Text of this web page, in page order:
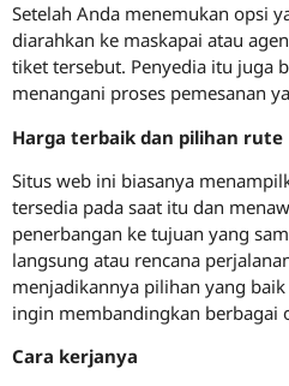
Setelah Anda menemukan opsi
diarahkan ke maskapai atau
tiket tersebut. Penyedia itu juga
menangani proses pemesanan
Harga terbaik dan pilihan rute
Situs web ini biasanya
tersedia pada saat itu dan
penerbangan ke tujuan yang
langsung atau rencana
menjadikannya pilihan yang
ingin membandingkan berbagai
Cara kerjanya